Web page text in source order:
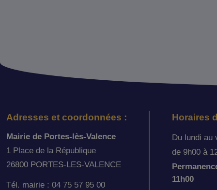
Adresses et coordonnées :
Mairie de Portes-lès-Valence
1 Place de la République
26800 PORTES-LES-VALENCE
Tél. mairie : 04 75 57 95 00
Horaires
Du lundi au
de 9h00 à
11h00